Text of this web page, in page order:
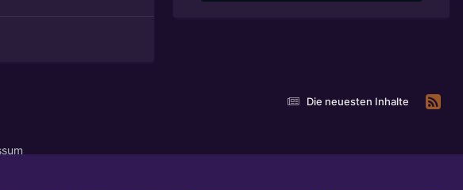
Die neuesten Inhalte